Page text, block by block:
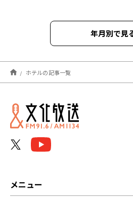
年月別で見
2025年07月
2025年06月
2023年07月
ホテルの記事一覧
メニュー